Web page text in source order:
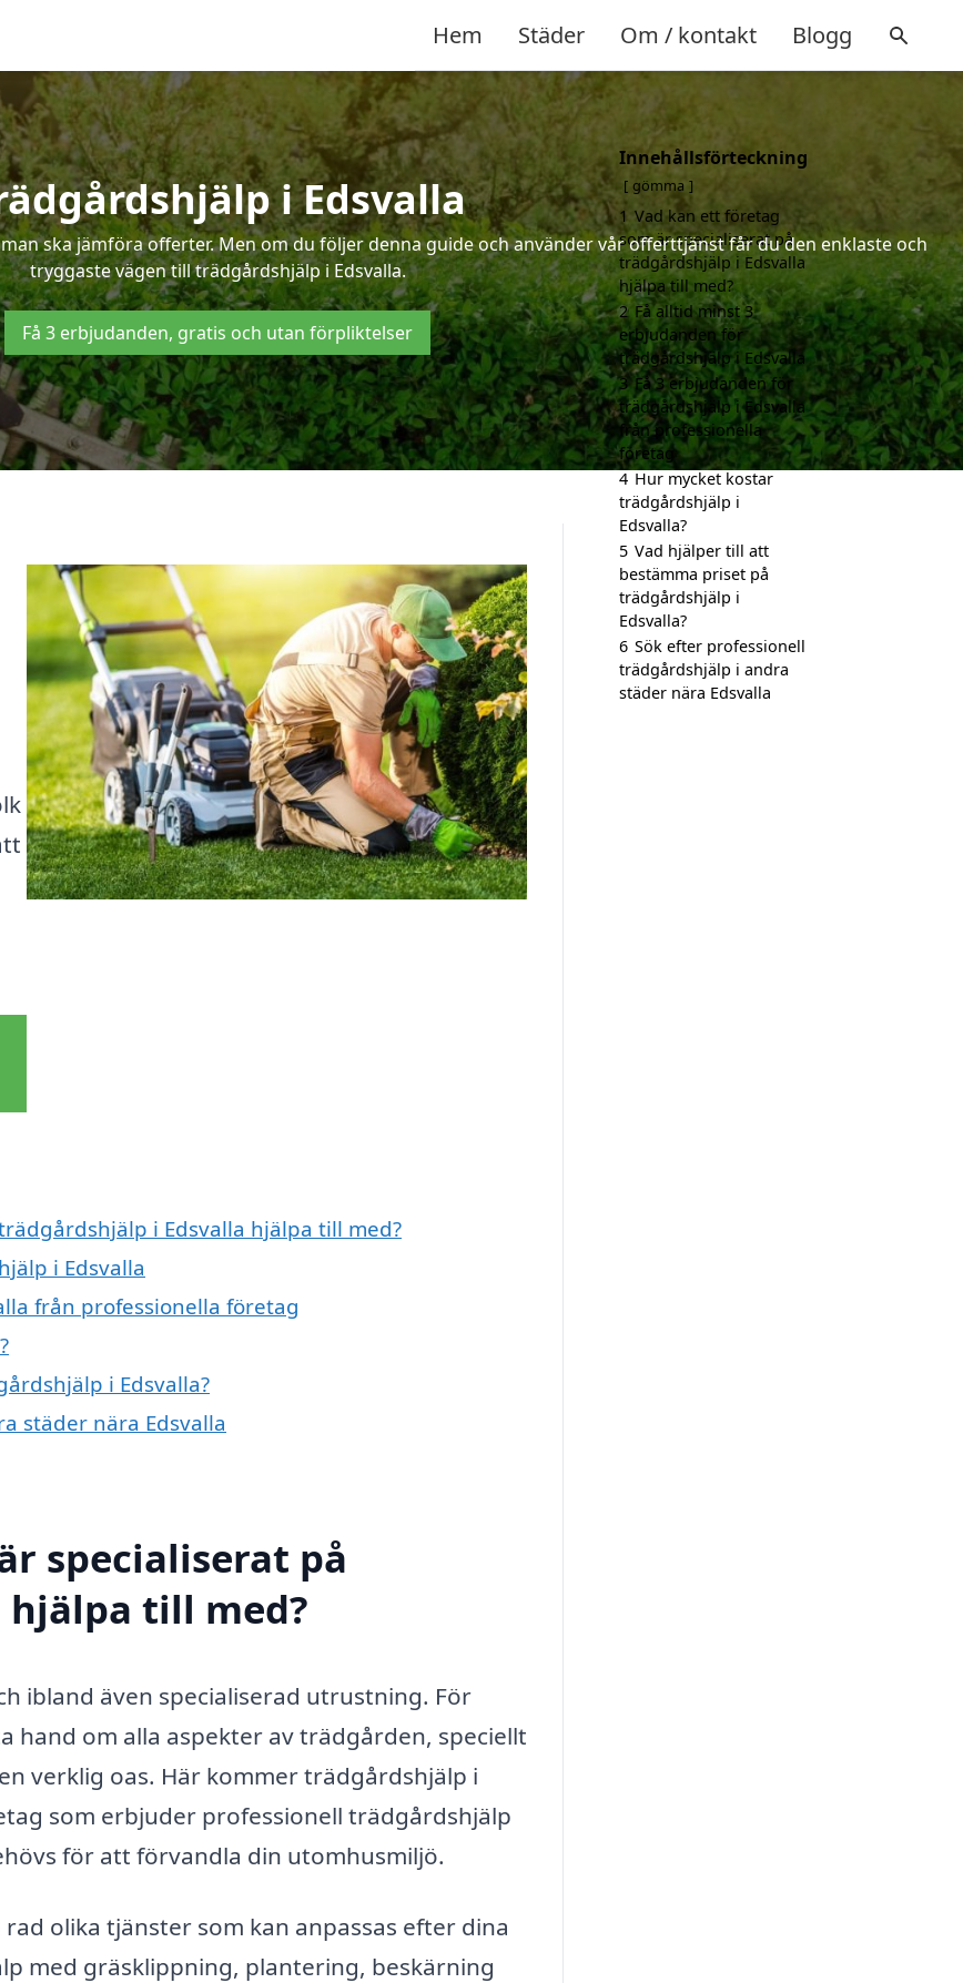
Hem Städer Om / kontakt Blogg
i Edsvalla
ska jämföra offerter. Men om du följer denna guide och använder vår offerttjänst får du den enklaste och
tryggaste vägen till trädgårdshjälp i Edsvalla.
Få 3 erbjudanden, gratis och utan förpliktelser
i Edsvalla hjälpa till med?
i Edsvalla
från professionella företag
i Edsvalla?
städer nära Edsvalla
specialiserat på
till med?
ibland även specialiserad utrustning. För
hand om alla aspekter av trädgården, speciellt
verklig oas. Här kommer trädgårdshjälp i
som erbjuder professionell trädgårdshjälp
för att förvandla din utomhusmiljö.
olika tjänster som kan anpassas efter dina
med gräsklippning, plantering, beskärning
Innehållsförteckning
gömma
1 Vad kan ett företag
som är specialiserat på
trädgårdshjälp i Edsvalla
hjälpa till med?
2 Få alltid minst 3
erbjudanden för
trädgårdshjälp i Edsvalla
3 Få 3 erbjudanden för
trädgårdshjälp i Edsvalla
från professionella
företag
4 Hur mycket kostar
trädgårdshjälp i
Edsvalla?
5 Vad hjälper till att
bestämma priset på
trädgårdshjälp i
Edsvalla?
6 Sök efter professionell
trädgårdshjälp i andra
städer nära Edsvalla